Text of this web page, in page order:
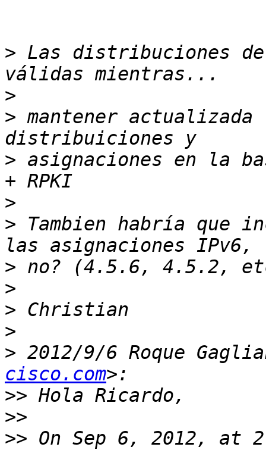
> Las distribuciones
>
> mantener
> asignaciones en la
>
> Tambien habría que
>
>
>
>
> 2012/9/6 Roque
cisco.com
>>
>>
>> On Sep 6, 2012, at